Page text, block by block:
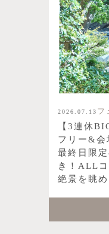
2026.07.13 フ
【3連休
フリー&会
最終日限
き！ALL
絶景を眺